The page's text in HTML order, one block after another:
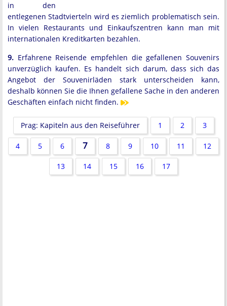
in den
entlegenen Stadtvierteln wird es ziemlich problematisch sein.
In vielen Restaurants und Einkaufszentren kann man mit
internationalen Kreditkarten bezahlen.
9. Erfahrene Reisende empfehlen die gefallenen Souvenirs
unverzüglich kaufen. Es handelt sich darum, dass sich das
Angebot der Souvenirläden stark unterscheiden kann,
deshalb können Sie die Ihnen gefallene Sache in den anderen
Geschäften einfach nicht finden.
Prag: Kapiteln aus den Reiseführer 1 2 3
4 5 6 7 8 9 10 11 12
13 14 15 16 17